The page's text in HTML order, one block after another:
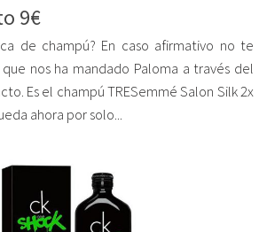
9€
de champú? En caso afirmativo no te
nos ha mandado Paloma a través del
Es el champú TRESemmé Salon Silk 2x
ahora por solo...